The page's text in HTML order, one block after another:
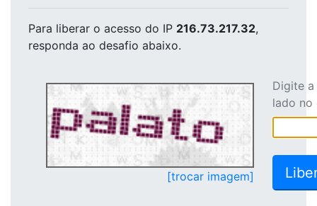
Para liberar o acesso do IP 216.73.217.32,
responda ao desafio abaixo.
[trocar imagem]
Digite
lado no